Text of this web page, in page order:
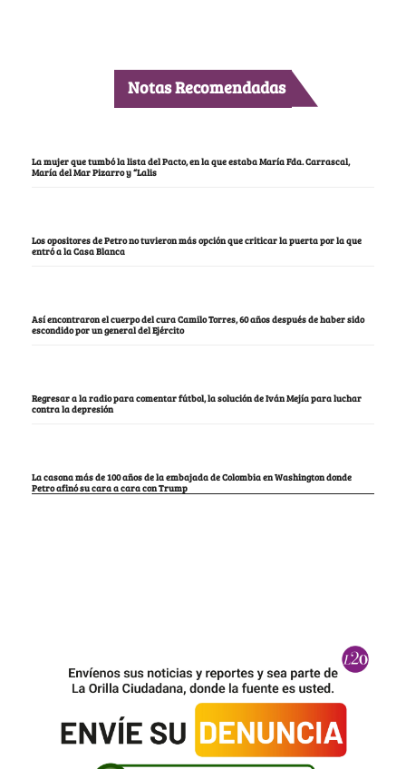
Notas Recomendadas
La mujer que tumbó la lista del Pacto, en la que estaba María Fda. Carrascal,
María del Mar Pizarro y “Lalis
Los opositores de Petro no tuvieron más opción que criticar la puerta por la que
entró a la Casa Blanca
Así encontraron el cuerpo del cura Camilo Torres, 60 años después de haber sido
escondido por un general del Ejército
Regresar a la radio para comentar fútbol, la solución de Iván Mejía para luchar
contra la depresión
La casona más de 100 años de la embajada de Colombia en Washington donde
Petro afinó su cara a cara con Trump